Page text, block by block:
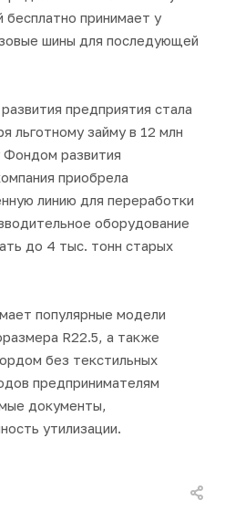
принимает у
шины для последующей
предприятия стала
льготному займу в 12 млн
Фондом развития
приобрела
линию для переработки
оборудование
до 4 тыс. тонн старых
популярные модели
R22.5, а также
без текстильных
предпринимателям
документы,
утилизации.